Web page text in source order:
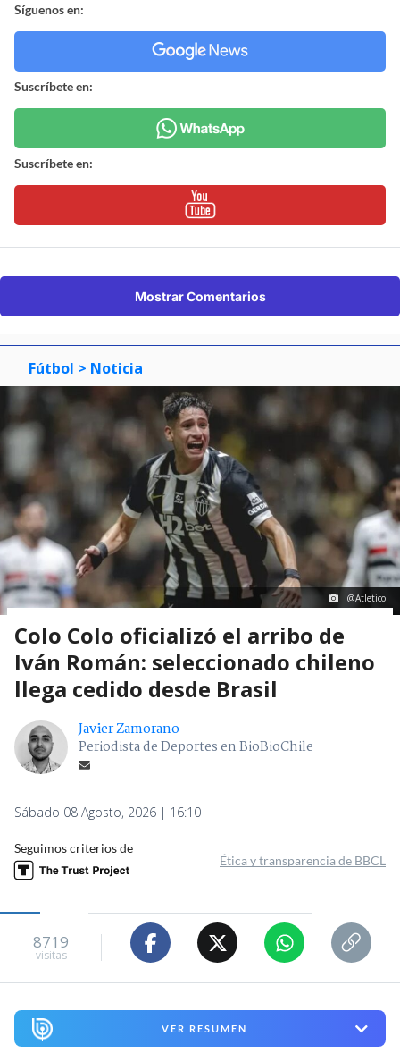
Síguenos en:
Suscríbete en:
Suscríbete en:
Mostrar Comentarios
Fútbol > Noticia
@Atletico
Colo Colo oficializó el arribo de
Iván Román: seleccionado chileno
llega cedido desde Brasil
Javier Zamorano
Periodista de Deportes en BioBioChile
Sábado 08 Agosto, 2026 | 16:10
Seguimos criterios de
Ética y transparencia de BBCL
8719
visitas
VER RESUMEN